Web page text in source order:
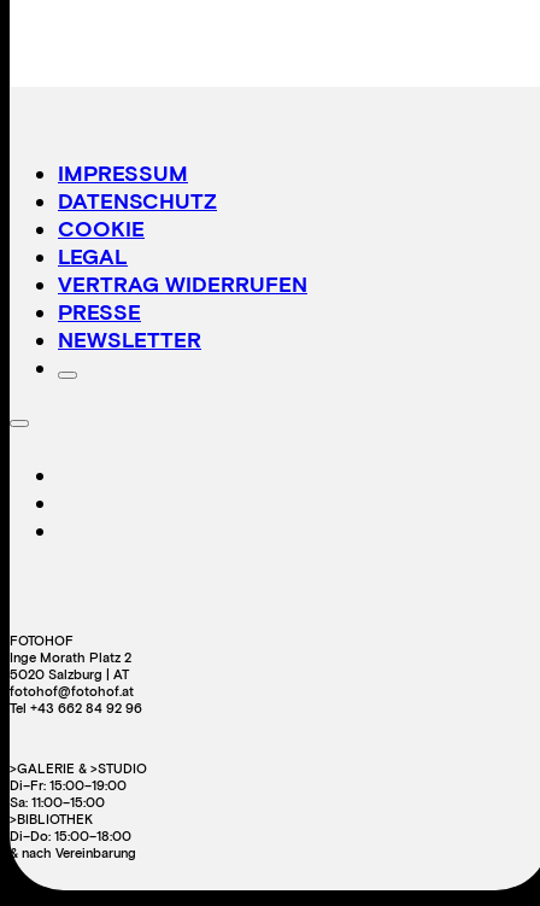
IMPRESSUM
DATENSCHUTZ
COOKIE
LEGAL
VERTRAG WIDERRUFEN
PRESSE
NEWSLETTER
FOTOHOF
Inge Morath Platz 2
5020 Salzburg | AT
fotohof@fotohof.at
Tel +43 662 84 92 96
>GALERIE & >STUDIO
Di–Fr: 15:00–19:00
Sa: 11:00–15:00
>BIBLIOTHEK
Di–Do: 15:00–18:00
& nach Vereinbarung